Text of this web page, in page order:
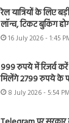
रेल यात्रियों के लिए
लॉन्च, टिकट बुकिंग
16 July 2026 - 1:45
999 रुपये में रिजर्व
मिलेंगे 2799 रुपये के
8 July 2026 - 5:54